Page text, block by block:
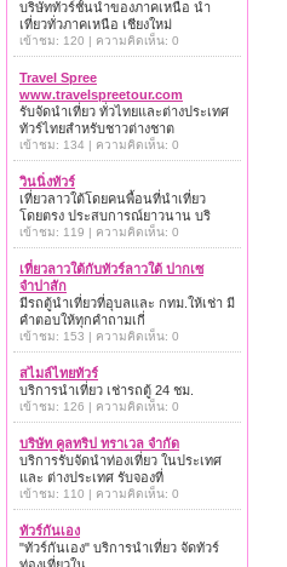
บริษัททัวร์ชั้นนำของภาคเหนือ นำ
เที่ยวทั่วภาคเหนือ เชียงใหม่
เข้าชม: 120 | ความคิดเห็น: 0
Travel Spree
www.travelspreetour.com
รับจัดนำเที่ยว ทั่วไทยและต่างประเทศ
ทัวร์ไทยสำหรับชาวต่างชาต
เข้าชม: 134 | ความคิดเห็น: 0
วินนิ่งทัวร์
เที่ยวลาวใต้โดยคนพื้อนที่นำเที่ยว
โดยตรง ประสบการณ์ยาวนาน บริ
เข้าชม: 119 | ความคิดเห็น: 0
เที่ยวลาวใต้กับทัวร์ลาวใต้ ปากเซ
จำปาสัก
มีรถตู้นำเที่ยวที่อุบลและ กทม.ให้เช่า มี
คำตอบให้ทุกคำถามเกี่
เข้าชม: 153 | ความคิดเห็น: 0
สไมล์ไทยทัวร์
บริการนำเที่ยว เช่ารถตู้ 24 ชม.
เข้าชม: 126 | ความคิดเห็น: 0
บริษัท คูลทริป ทราเวล จำกัด
บริการรับจัดนำท่องเที่ยว ในประเทศ
และ ต่างประเทศ รับจองที่
เข้าชม: 110 | ความคิดเห็น: 0
ทัวร์กันเอง
"ทัวร์กันเอง" บริการนำเที่ยว จัดทัวร์